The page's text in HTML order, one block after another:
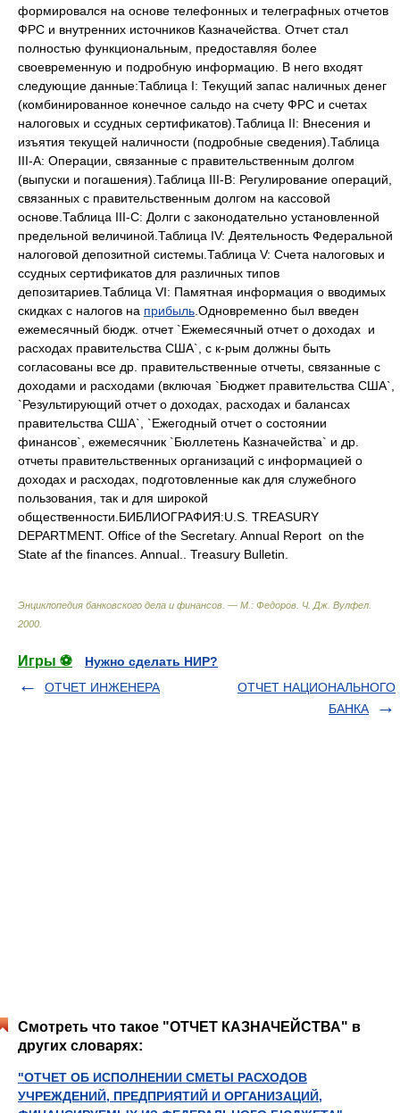
формировался на основе телефонных и телеграфных отчетов
ФРС и внутренних источников Казначейства. Отчет стал
полностью функциональным, предоставляя более
своевременную и подробную информацию. В него входят
следующие данные:Таблица I: Текущий запас наличных денег
(комбинированное конечное сальдо на счету ФРС и счетах
налоговых и ссудных сертификатов).Таблица II: Внесения и
изъятия текущей наличности (подробные сведения).Таблица
III-А: Операции, связанные с правительственным долгом
(выпуски и погашения).Таблица III-В: Регулирование операций,
связанных с правительственным долгом на кассовой
основе.Таблица III-C: Долги с законодательно установленной
предельной величиной.Таблица IV: Деятельность Федеральной
налоговой депозитной системы.Таблица V: Счета налоговых и
ссудных сертификатов для различных типов
депозитариев.Таблица VI: Памятная информация о вводимых
скидках с налогов на прибыль .Одновременно был введен
ежемесячный бюдж. отчет `Ежемесячный отчет о доходах и
расходах правительства США`, с к-рым должны быть
согласованы все др. правительственные отчеты, связанные с
доходами и расходами (включая `Бюджет правительства США`,
`Результирующий отчет о доходах, расходах и балансах
правительства США`, `Ежегодный отчет о состоянии
финансов`, ежемесячник `Бюллетень Казначейства` и др.
отчеты правительственных организаций с информацией о
доходах и расходах, подготовленные как для служебного
пользования, так и для широкой
общественности.БИБЛИОГРАФИЯ:U.S. TREASURY
DEPARTMENT. Office of the Secretary. Annual Report on the
State af the finances. Annual.. Treasury Bulletin.
Энциклопедия банковского дела и финансов. — М.: Федоров Ч. Дж. Вулфел
2000
Игры ⚽
Нужно сделать НИР?
ОТЧЕТ ИНЖЕНЕРА
ОТЧЕТ НАЦИОНАЛЬНОГО
БАНКА
Смотреть что такое "ОТЧЕТ КАЗНАЧЕЙСТВА" в
других словарях:
"ОТЧЕТ ОБ ИСПОЛНЕНИИ СМЕТЫ РАСХОДОВ
УЧРЕЖДЕНИЙ, ПРЕДПРИЯТИЙ И ОРГАНИЗАЦИЙ,